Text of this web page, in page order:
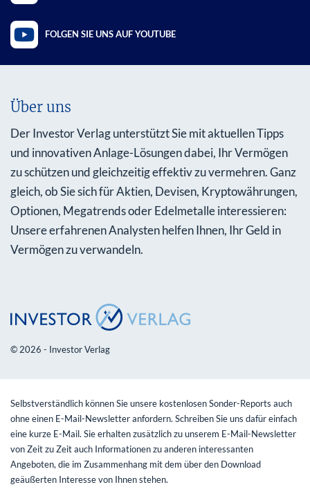
FOLGEN SIE UNS AUF YOUTUBE
Über uns
Der Investor Verlag unterstützt Sie mit aktuellen Tipps
und innovativen Anlage-Lösungen dabei, Ihr Vermögen
zu schützen und gleichzeitig effektiv zu vermehren. Ganz
gleich, ob Sie sich für Aktien, Devisen, Kryptowährungen,
Optionen, Megatrends oder Edelmetalle interessieren:
Unsere erfahrenen Analysten helfen Ihnen, Ihr Geld in
Vermögen zu verwandeln.
© 2026 - Investor Verlag
Selbstverständlich können Sie unsere kostenlosen Sonder-Reports auch
ohne einen E-Mail-Newsletter anfordern. Schreiben Sie uns dafür einfach
eine kurze E-Mail. Sie erhalten zusätzlich zu unserem E-Mail-Newsletter
von Zeit zu Zeit auch Informationen zu anderen interessanten
Angeboten, die im Zusammenhang mit dem über den Download
geäußerten Interesse von Ihnen stehen.